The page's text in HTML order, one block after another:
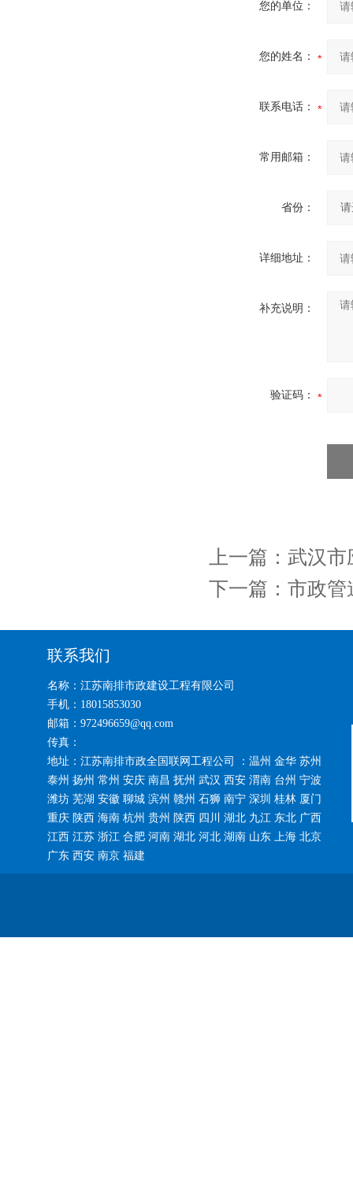
您的单位：
您的姓名：
联系电话：
常用邮箱：
省份：
详细地址：
补充说明：
验证码：
上一篇： 武汉市
下一篇： 市政管
联系我们
名称：江苏南排市政建设工程有限公司
手机：18015853030
邮箱：972496659@qq.com
传真：
地址：江苏南排市政全国联网工程公司 ：温州 金华 苏州
泰州 扬州 常州 安庆 南昌 抚州 武汉 西安 渭南 台州 宁波
潍坊 芜湖 安徽 聊城 滨州 赣州 石狮 南宁 深圳 桂林 厦门
重庆 陕西 海南 杭州 贵州 陕西 四川 湖北 九江 东北 广西
江西 江苏 浙江 合肥 河南 湖北 河北 湖南 山东 上海 北京
广东 西安 南京 福建